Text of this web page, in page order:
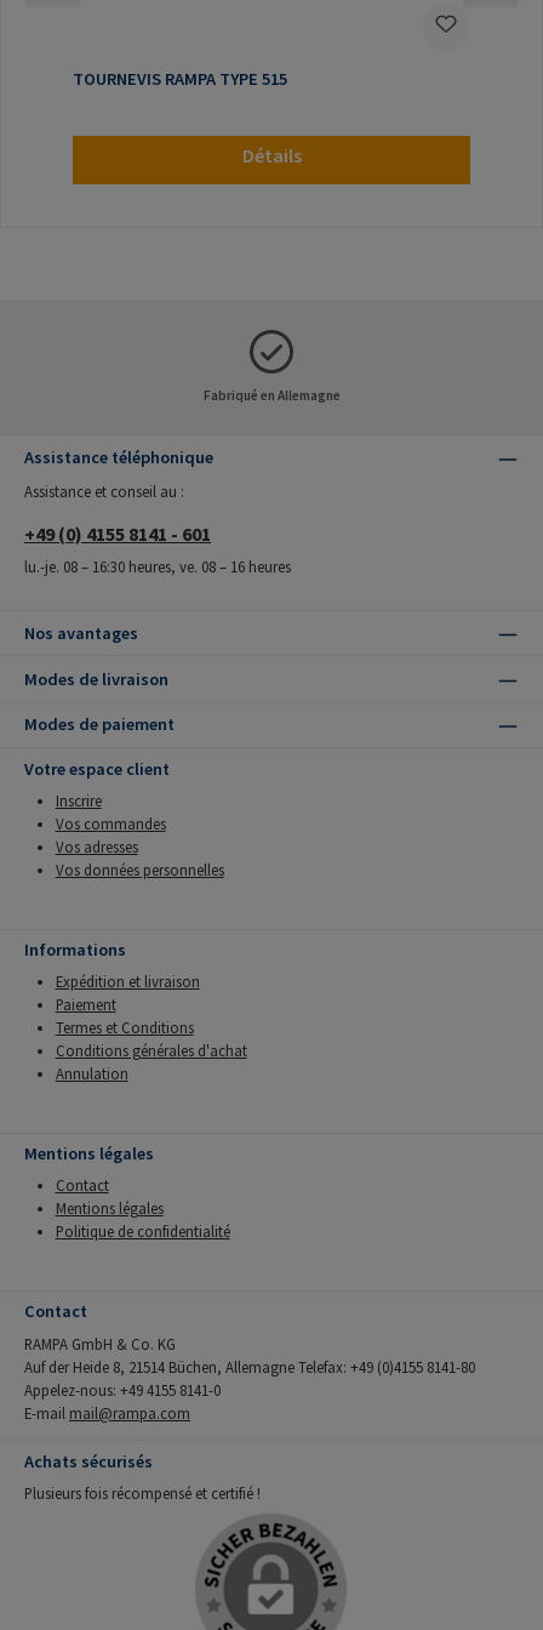
TOURNEVIS RAMPA TYPE 515
Détails
Fabriqué en Allemagne
Assistance téléphonique
Assistance et conseil au :
+49 (0) 4155 8141 - 601
lu.-je. 08 – 16:30 heures, ve. 08 – 16 heures
Nos avantages
Modes de livraison
Modes de paiement
Votre espace client
Inscrire
Vos commandes
Vos adresses
Vos données personnelles
Informations
Expédition et livraison
Paiement
Termes et Conditions
Conditions générales d'achat
Annulation
Mentions légales
Contact
Mentions légales
Politique de confidentialité
Contact
RAMPA GmbH & Co. KG
Auf der Heide 8, 21514 Büchen, Allemagne Telefax: +49 (0)4155 8141-80
Appelez-nous: +49 4155 8141-0
E-mail mail@rampa.com
Achats sécurisés
Plusieurs fois récompensé et certifié !